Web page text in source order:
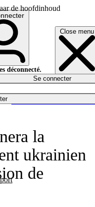
de hoofdinhoud
Close menu
déconnecté.
Se connecter
la
ukrainien
de